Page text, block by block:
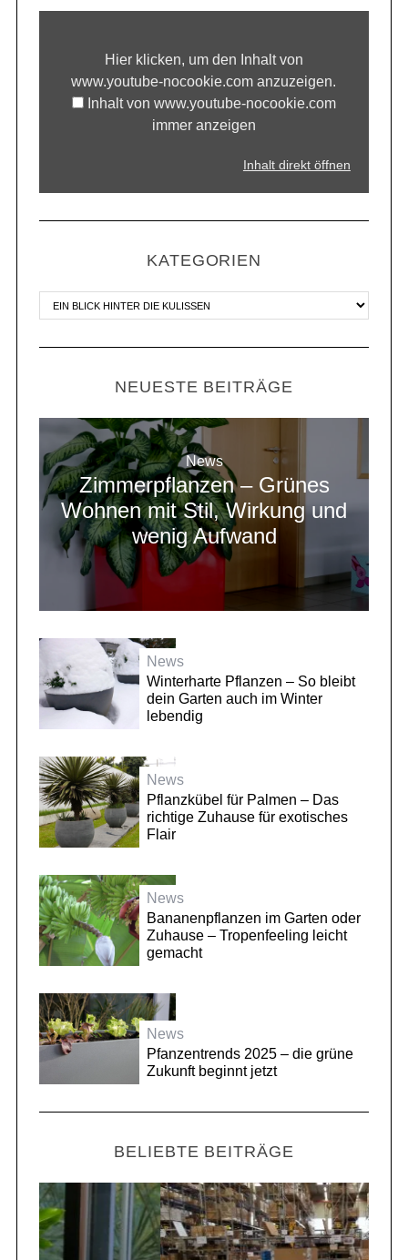
Hier klicken, um den Inhalt von
www.youtube-nocookie.com anzuzeigen.
Inhalt von www.youtube-nocookie.com
immer anzeigen
Inhalt direkt öffnen
KATEGORIEN
NEUESTE BEITRÄGE
News
Zimmerpflanzen – Grünes
Wohnen mit Stil, Wirkung und
wenig Aufwand
News
Winterharte Pflanzen – So bleibt
dein Garten auch im Winter
lebendig
News
Pflanzkübel für Palmen – Das
richtige Zuhause für exotisches
Flair
News
Bananenpflanzen im Garten oder
Zuhause – Tropenfeeling leicht
gemacht
News
Pfanzentrends 2025 – die grüne
Zukunft beginnt jetzt
BELIEBTE BEITRÄGE